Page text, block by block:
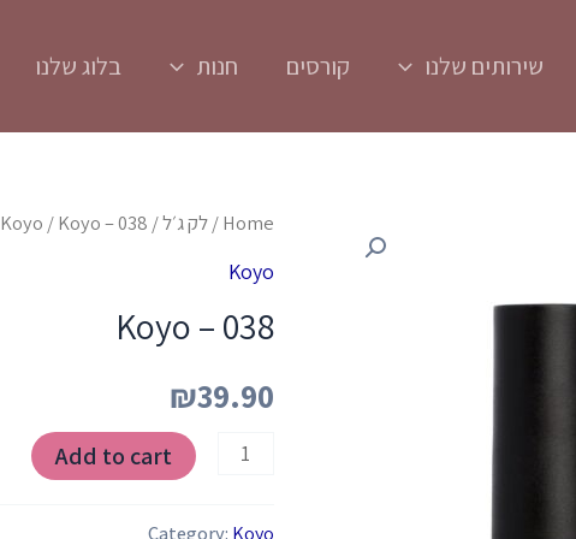
שירותים שלנו קורסים חנות בלוג שלנו
Home
/לק ג׳ל/
Koyo / Koyo – 038
Koyo
Koyo – 038
₪39.90
Koyo
-
quantity
Add to cart
Category: Koyo